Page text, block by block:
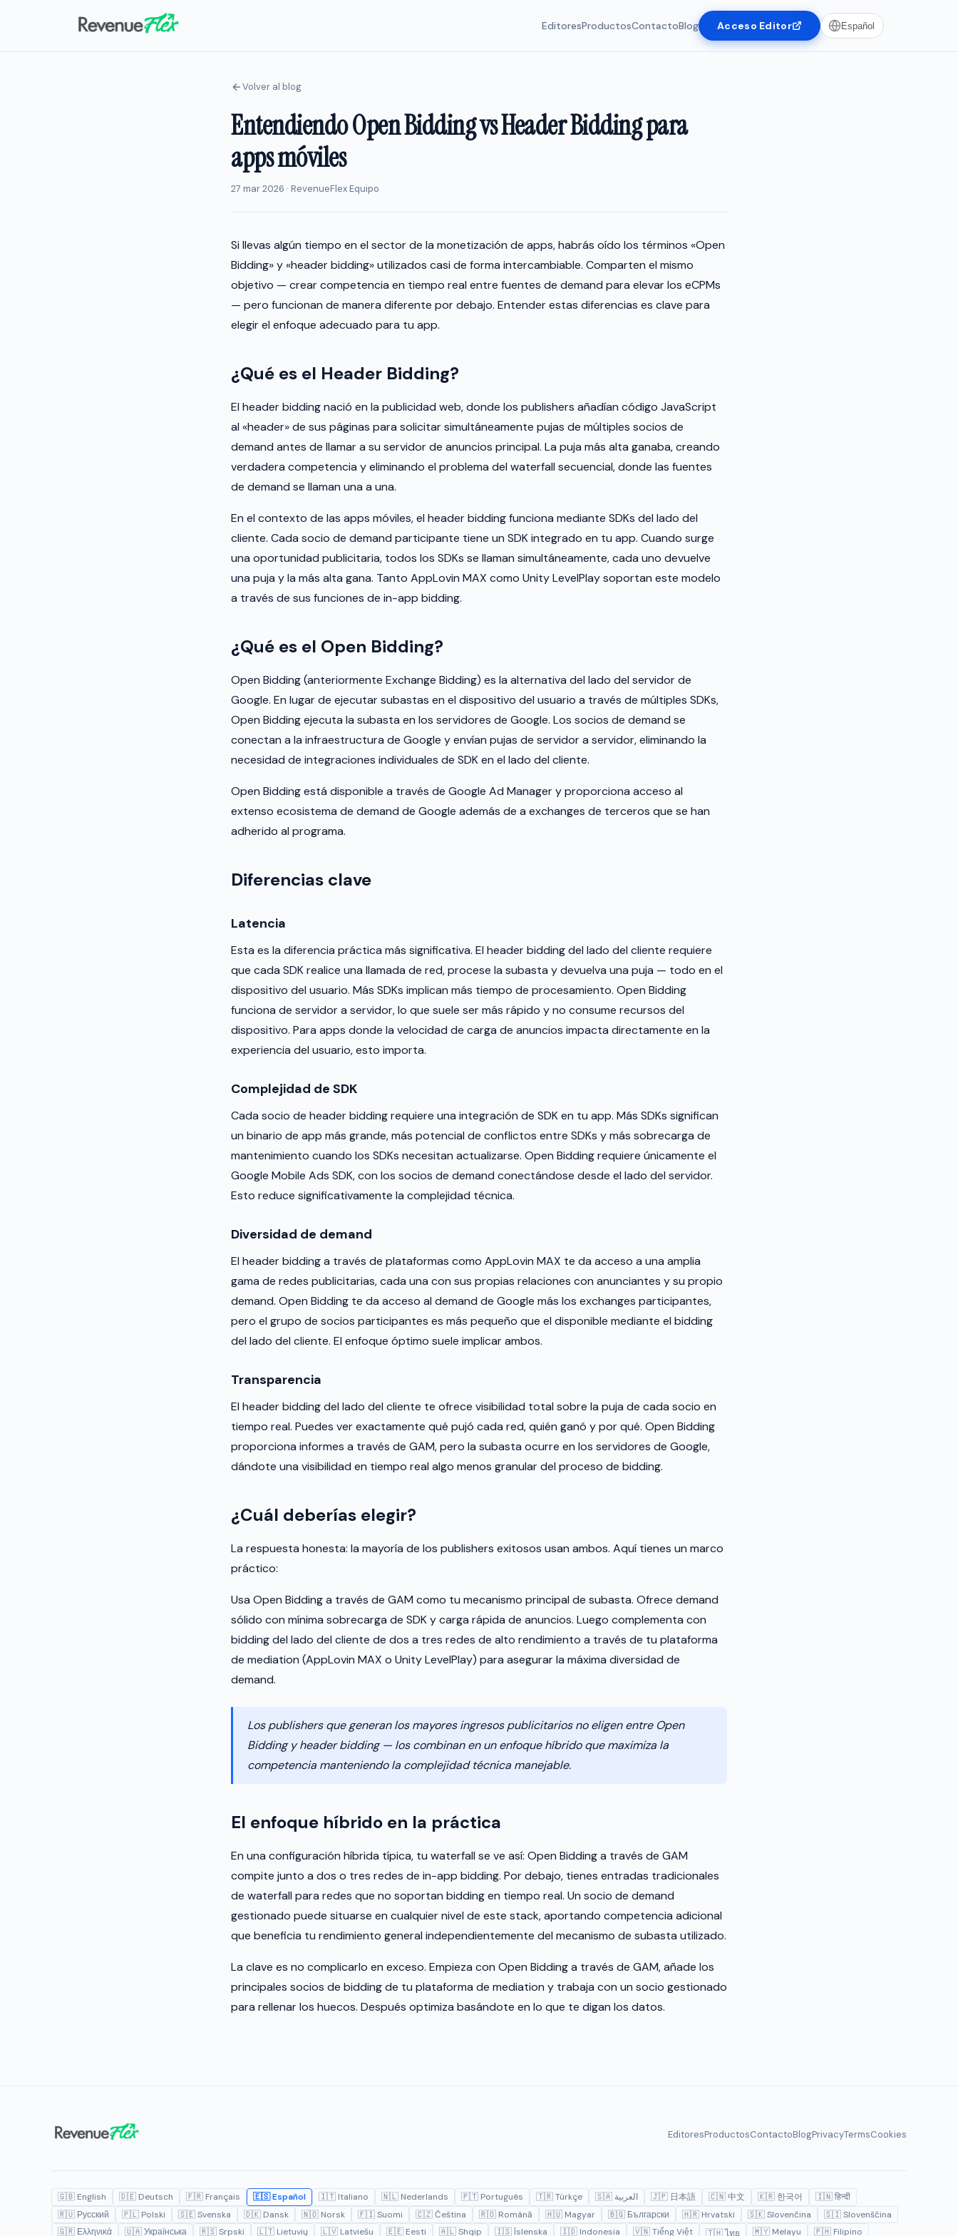
EditoresProductosContactoBlog Acceso Editor Español
Volver al blog
Entendiendo Open Bidding vs Header Bidding para
apps móviles
27 mar 2026 · RevenueFlex Equipo
Si llevas algún tiempo en el sector de la monetización de apps, habrás oído los términos «Open
Bidding» y «header bidding» utilizados casi de forma intercambiable. Comparten el mismo
objetivo — crear competencia en tiempo real entre fuentes de demand para elevar los eCPMs
— pero funcionan de manera diferente por debajo. Entender estas diferencias es clave para
elegir el enfoque adecuado para tu app.
¿Qué es el Header Bidding?
El header bidding nació en la publicidad web, donde los publishers añadían código JavaScript
al «header» de sus páginas para solicitar simultáneamente pujas de múltiples socios de
demand antes de llamar a su servidor de anuncios principal. La puja más alta ganaba, creando
verdadera competencia y eliminando el problema del waterfall secuencial, donde las fuentes
de demand se llaman una a una.
En el contexto de las apps móviles, el header bidding funciona mediante SDKs del lado del
cliente. Cada socio de demand participante tiene un SDK integrado en tu app. Cuando surge
una oportunidad publicitaria, todos los SDKs se llaman simultáneamente, cada uno devuelve
una puja y la más alta gana. Tanto AppLovin MAX como Unity LevelPlay soportan este modelo
a través de sus funciones de in-app bidding.
¿Qué es el Open Bidding?
Open Bidding (anteriormente Exchange Bidding) es la alternativa del lado del servidor de
Google. En lugar de ejecutar subastas en el dispositivo del usuario a través de múltiples SDKs,
Open Bidding ejecuta la subasta en los servidores de Google. Los socios de demand se
conectan a la infraestructura de Google y envían pujas de servidor a servidor, eliminando la
necesidad de integraciones individuales de SDK en el lado del cliente.
Open Bidding está disponible a través de Google Ad Manager y proporciona acceso al
extenso ecosistema de demand de Google además de a exchanges de terceros que se han
adherido al programa.
Diferencias clave
Latencia
Esta es la diferencia práctica más significativa. El header bidding del lado del cliente requiere
que cada SDK realice una llamada de red, procese la subasta y devuelva una puja — todo en el
dispositivo del usuario. Más SDKs implican más tiempo de procesamiento. Open Bidding
funciona de servidor a servidor, lo que suele ser más rápido y no consume recursos del
dispositivo. Para apps donde la velocidad de carga de anuncios impacta directamente en la
experiencia del usuario, esto importa.
Complejidad de SDK
Cada socio de header bidding requiere una integración de SDK en tu app. Más SDKs significan
un binario de app más grande, más potencial de conflictos entre SDKs y más sobrecarga de
mantenimiento cuando los SDKs necesitan actualizarse. Open Bidding requiere únicamente el
Google Mobile Ads SDK, con los socios de demand conectándose desde el lado del servidor.
Esto reduce significativamente la complejidad técnica.
Diversidad de demand
El header bidding a través de plataformas como AppLovin MAX te da acceso a una amplia
gama de redes publicitarias, cada una con sus propias relaciones con anunciantes y su propio
demand. Open Bidding te da acceso al demand de Google más los exchanges participantes,
pero el grupo de socios participantes es más pequeño que el disponible mediante el bidding
del lado del cliente. El enfoque óptimo suele implicar ambos.
Transparencia
El header bidding del lado del cliente te ofrece visibilidad total sobre la puja de cada socio en
tiempo real. Puedes ver exactamente qué pujó cada red, quién ganó y por qué. Open Bidding
proporciona informes a través de GAM, pero la subasta ocurre en los servidores de Google,
dándote una visibilidad en tiempo real algo menos granular del proceso de bidding.
¿Cuál deberías elegir?
La respuesta honesta: la mayoría de los publishers exitosos usan ambos. Aquí tienes un marco
práctico:
Usa Open Bidding a través de GAM como tu mecanismo principal de subasta. Ofrece demand
sólido con mínima sobrecarga de SDK y carga rápida de anuncios. Luego complementa con
bidding del lado del cliente de dos a tres redes de alto rendimiento a través de tu plataforma
de mediation (AppLovin MAX o Unity LevelPlay) para asegurar la máxima diversidad de
demand.
Los publishers que generan los mayores ingresos publicitarios no eligen entre Open
Bidding y header bidding — los combinan en un enfoque híbrido que maximiza la
competencia manteniendo la complejidad técnica manejable.
El enfoque híbrido en la práctica
En una configuración híbrida típica, tu waterfall se ve así: Open Bidding a través de GAM
compite junto a dos o tres redes de in-app bidding. Por debajo, tienes entradas tradicionales
de waterfall para redes que no soportan bidding en tiempo real. Un socio de demand
gestionado puede situarse en cualquier nivel de este stack, aportando competencia adicional
que beneficia tu rendimiento general independientemente del mecanismo de subasta utilizado.
La clave es no complicarlo en exceso. Empieza con Open Bidding a través de GAM, añade los
principales socios de bidding de tu plataforma de mediation y trabaja con un socio gestionado
para rellenar los huecos. Después optimiza basándote en lo que te digan los datos.
EditoresProductosContactoBlogPrivacyTermsCookies
🇬🇧 English 🇩🇪 Deutsch 🇫🇷 Français 🇪🇸 Español 🇮🇹 Italiano 🇳🇱 Nederlands 🇵🇹 Português 🇹🇷 Türkçe 🇸🇦 العربية 🇯🇵 日本語 🇨🇳 中文 🇰🇷 한국어
🇮🇳 हिन्दी
🇷🇺 Русский
🇵🇱 Polski 🇸🇪 Svenska 🇩🇰 Dansk 🇳🇴 Norsk 🇫🇮 Suomi 🇨🇿 Čeština 🇷🇴 Română 🇭🇺 Magyar 🇧🇬 Български 🇭🇷 Hrvatski 🇸🇰 Slovenčina
🇸🇮 Slovenščina
🇬🇷 Ελληνικά
🇺🇦 Українська 🇷🇸 Srpski 🇱🇹 Lietuvių 🇱🇻 Latviešu 🇪🇪 Eesti 🇦🇱 Shqip 🇮🇸 Íslenska 🇮🇩 Indonesia 🇻🇳 Tiếng Việt 🇹🇭 ไทย 🇲🇾 Melayu 🇵🇭 Filipino